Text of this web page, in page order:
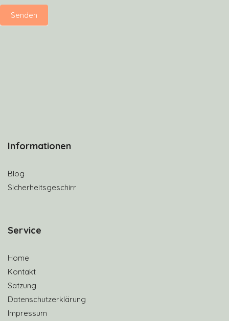
Senden
Informationen
Blog
Sicherheitsgeschirr
Service
Home
Kontakt
Satzung
Datenschutzerklärung
Impressum